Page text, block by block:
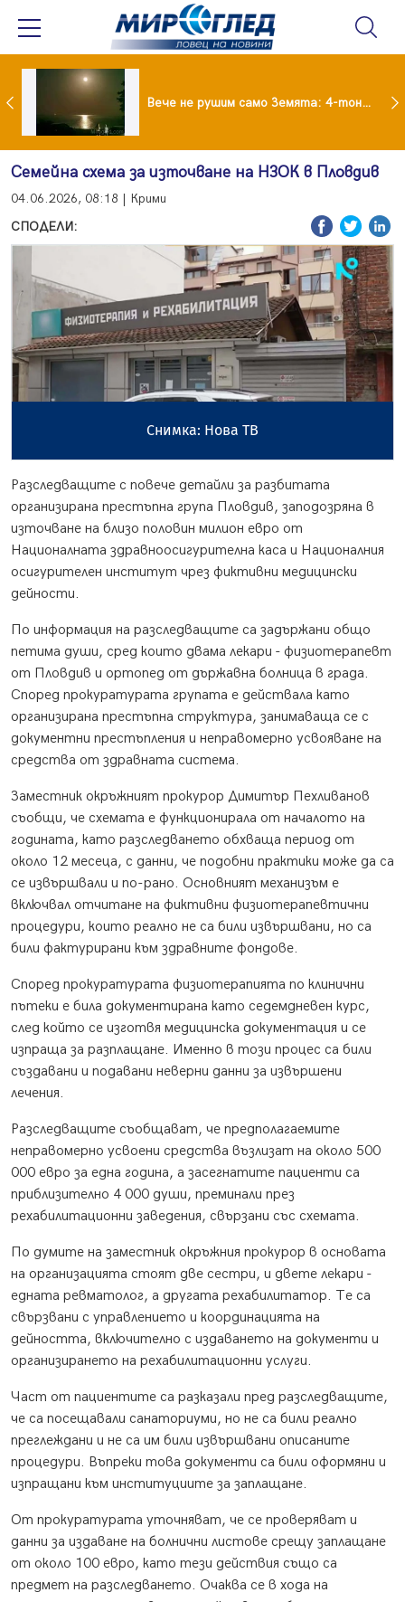
Супермарките в Гърция свалят цените на храните Вече не рушим само Земята: 4-тонен фрагмент на SpaceX удари луната
Семейна схема за източване на НЗОК в Пловдив
04.06.2026, 08:18 | Крими
СПОДЕЛИ:
Снимка: Нова ТВ
Разследващите с повече детайли за разбитата
организирана престъпна група Пловдив, заподозряна в
източване на близо половин милион евро от
Националната здравноосигурителна каса и Националния
осигурителен институт чрез фиктивни медицински
дейности.
По информация на разследващите са задържани общо
петима души, сред които двама лекари - физиотерапевт
от Пловдив и ортопед от държавна болница в града.
Според прокуратурата групата е действала като
организирана престъпна структура, занимаваща се с
документни престъпления и неправомерно усвояване на
средства от здравната система.
Заместник окръжният прокурор Димитър Пехливанов
съобщи, че схемата е функционирала от началото на
годината, като разследването обхваща период от
около 12 месеца, с данни, че подобни практики може да са
се извършвали и по-рано. Основният механизъм е
включвал отчитане на фиктивни физиотерапевтични
процедури, които реално не са били извършвани, но са
били фактурирани към здравните фондове.
Според прокуратурата физиотерапията по клинични
пътеки е била документирана като седемдневен курс,
след който се изготвя медицинска документация и се
изпраща за разплащане. Именно в този процес са били
създавани и подавани неверни данни за извършени
лечения.
Разследващите съобщават, че предполагаемите
неправомерно усвоени средства възлизат на около 500
000 евро за една година, а засегнатите пациенти са
приблизително 4 000 души, преминали през
рехабилитационни заведения, свързани със схемата.
По думите на заместник окръжния прокурор в основата
на организацията стоят две сестри, и двете лекари -
едната ревматолог, а другата рехабилитатор. Те са
свързвани с управлението и координацията на
дейността, включително с издаването на документи и
организирането на рехабилитационни услуги.
Част от пациентите са разказали пред разследващите,
че са посещавали санаториуми, но не са били реално
преглеждани и не са им били извършвани описаните
процедури. Въпреки това документи са били оформяни и
изпращани към институциите за заплащане.
От прокуратурата уточняват, че се проверяват и
данни за издаване на болнични листове срещу заплащане
от около 100 евро, като тези действия също са
предмет на разследването. Очаква се в хода на